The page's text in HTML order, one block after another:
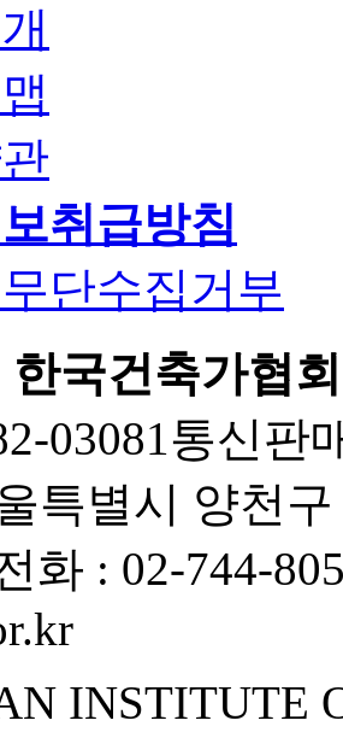
취급방침
단수집거부
국건축가협회
03081 통신판
특별시 양천
화 : 02-744-
INSTITUTE